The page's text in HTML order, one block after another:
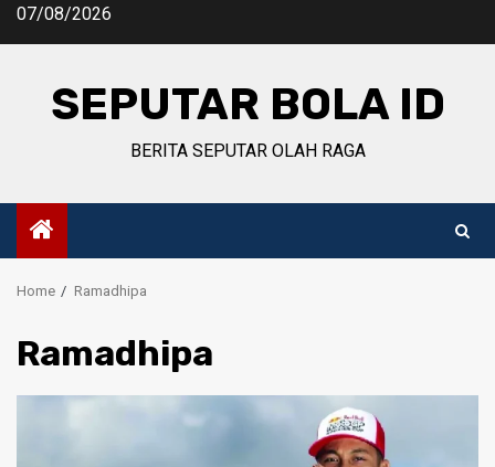
Skip07/08/2026
SEPUTAR BOLA ID
BERITA SEPUTAR OLAH RAGA
Home Ramadhipa
Ramadhipa